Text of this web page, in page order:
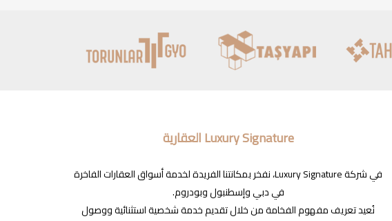
Luxury Signature العقارية
في شركة Luxury Signature، نفخر بمكانتنا الفريدة لخدمة أسواق العقارات الفاخرة
في دبي وإسطنبول وبودروم.
نُعيد تعريف مفهوم الفخامة من خلال تقديم خدمة شخصية استثنائية ووصول